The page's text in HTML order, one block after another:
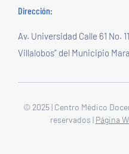
Dirección:
Av. Universidad Calle 61 No.
Villalobos” del Municipio
© 2025 | Centro Médico
reservados | Página